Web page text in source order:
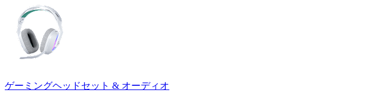
ゲーミングヘッドセット & オーディオ